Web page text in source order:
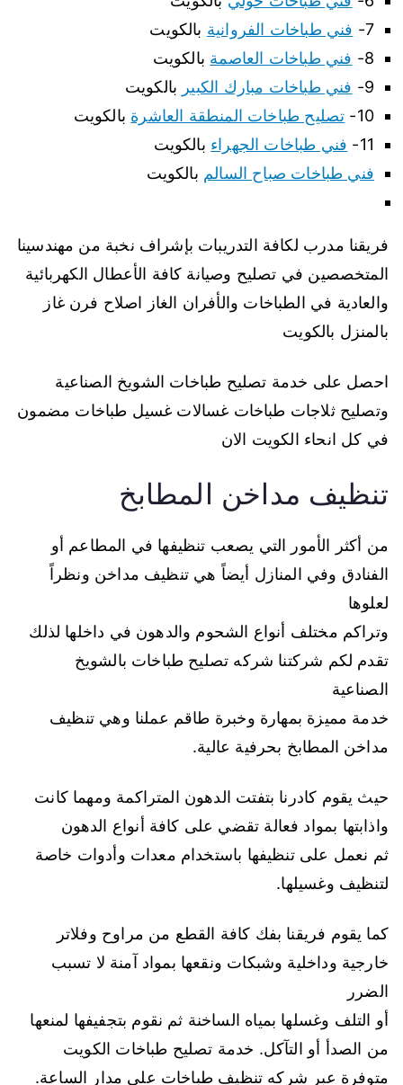
7-
فني طباخات الفروانية بالكويت
8-
فني طباخات العاصمة بالكويت
9-
فني طباخات مبارك الكبير بالكويت
10-
تصليح طباخات المنطقة العاشرة بالكويت
11-
فني طباخات الجهراء بالكويت
فني طباخات صباح السالم بالكويت
فريقنا مدرب لكافة التدريبات بإشراف نخبة من مهندسينا
المتخصصين في تصليح وصيانة كافة الأعطال الكهربائية
والعادية في الطباخات والأفران الغاز اصلاح فرن غاز
بالمنزل بالكويت
احصل على خدمة تصليح طباخات الشويخ الصناعية
وتصليح ثلاجات طباخات غسالات غسيل طباخات مضمون
في كل انحاء الكويت الان
تنظيف مداخن المطابخ
من أكثر الأمور التي يصعب تنظيفها في المطاعم أو
الفنادق وفي المنازل أيضاً هي تنظيف مداخن ونظراً
لعلوها
وتراكم مختلف أنواع الشحوم والدهون في داخلها لذلك
تقدم لكم شركتنا شركه تصليح طباخات بالشويخ
الصناعية
خدمة مميزة بمهارة وخبرة طاقم عملنا وهي تنظيف
مداخن المطابخ بحرفية عالية.
حيث يقوم كادرنا بتفتت الدهون المتراكمة ومهما كانت
واذابتها بمواد فعالة تقضي على كافة أنواع الدهون
ثم نعمل على تنظيفها باستخدام معدات وأدوات خاصة
لتنظيف وغسيلها.
كما يقوم فريقنا بفك كافة القطع من مراوح وفلاتر
خارجية وداخلية وشبكات ونقعها بمواد آمنة لا تسبب
الضرر
أو التلف وغسلها بمياه الساخنة ثم نقوم بتجفيفها لمنعها
من الصدأ أو التآكل. خدمة تصليح طباخات الكويت
متوفرة عبر شركه تنظيف طباخات على مدار الساعة.